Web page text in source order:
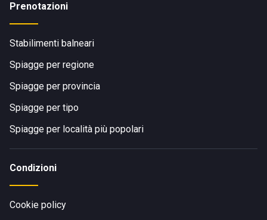
Prenotazioni
Stabilimenti balneari
Spiagge per regione
Spiagge per provincia
Spiagge per tipo
Spiagge per località più popolari
Condizioni
Cookie policy